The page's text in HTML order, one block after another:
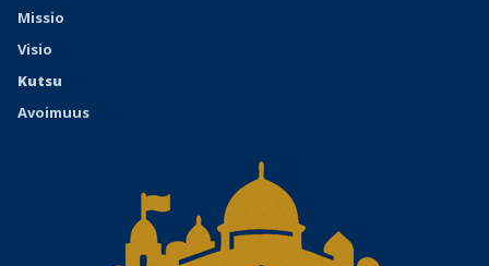
Missio
Visio
Kutsu
Avoimuus